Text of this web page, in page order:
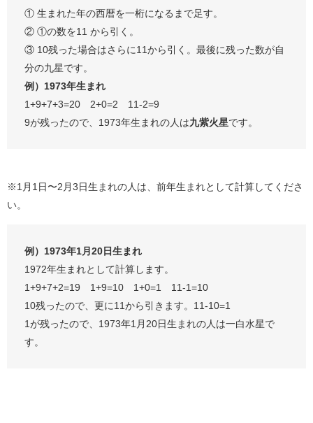
① 生まれた年の西暦を一桁になるまで足す。
② ①の数を11 から引く。
③ 10残った場合はさらに11から引く。最後に残った数が自
分の九星です。
例）1973年生まれ
1+9+7+3=20 2+0=2 11-2=9
9が残ったので、1973年生まれの人は九紫火星です。
※1月1日〜2月3日生まれの人は、前年生まれとして計算してくださ
い。
例）1973年1月20日生まれ
1972年生まれとして計算します。
1+9+7+2=19 1+9=10 1+0=1 11-1=10
10残ったので、更に11から引きます。11-10=1
1が残ったので、1973年1月20日生まれの人は一白水星で
す。